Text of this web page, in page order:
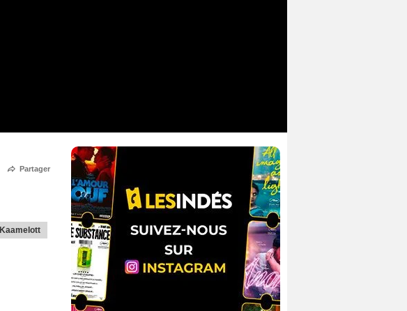
Partager
Kaamelott